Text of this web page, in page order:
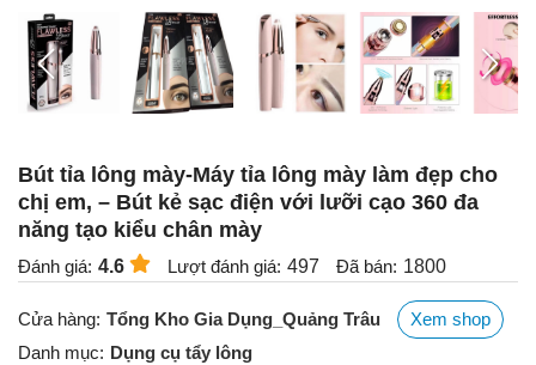
Bút tỉa lông mày-Máy tỉa lông mày làm đẹp cho
chị em, – Bút kẻ sạc điện với lưỡi cạo 360 đa
năng tạo kiểu chân mày
Đánh giá: 4.6 Lượt đánh giá: 497 Đã bán: 1800
Cửa hàng: Tổng Kho Gia Dụng_Quảng Trâu
Xem shop
Danh mục: Dụng cụ tẩy lông